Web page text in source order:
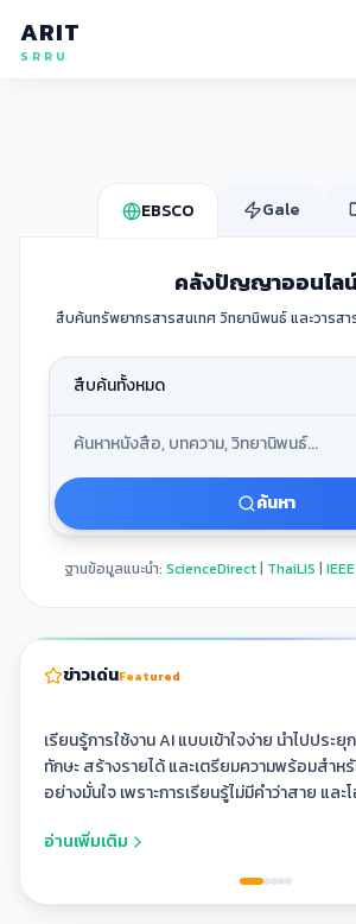
ARIT
SRRU
EBSCO Gale
คลังปัญญาออนไล
สืบค้นทรัพยากรสารสนเทศ วิทยานิพนธ์ และวารส
ค้นหา
ฐานข้อมูลแนะนำ: ScienceDirect| ThaiLIS |
ข่าวเด่นFeatured
ข่าว
ประชาสัมพันธ์
AI
ไม่
มา
แย่ง
งาน
แต่
มา
ช่วย
โอกาส
เรียนรู้การใช้งาน AI แบบเข้าใจง่าย นำไปประ
ทักษะ สร้างรายได้ และเตรียมความพร้อมสำ
อย่างมั่นใจ เพราะการเรียนรู้ไม่มีคำว่าสาย และ
อ่านเพิ่มเติม